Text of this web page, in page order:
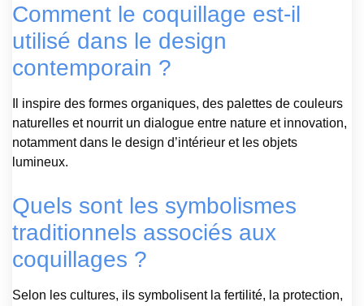
Comment le coquillage est-il
utilisé dans le design
contemporain ?
Il inspire des formes organiques, des palettes de couleurs
naturelles et nourrit un dialogue entre nature et innovation,
notamment dans le design d’intérieur et les objets
lumineux.
Quels sont les symbolismes
traditionnels associés aux
coquillages ?
Selon les cultures, ils symbolisent la fertilité, la protection,